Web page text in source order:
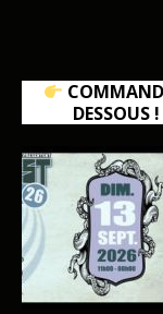
DESSOUS